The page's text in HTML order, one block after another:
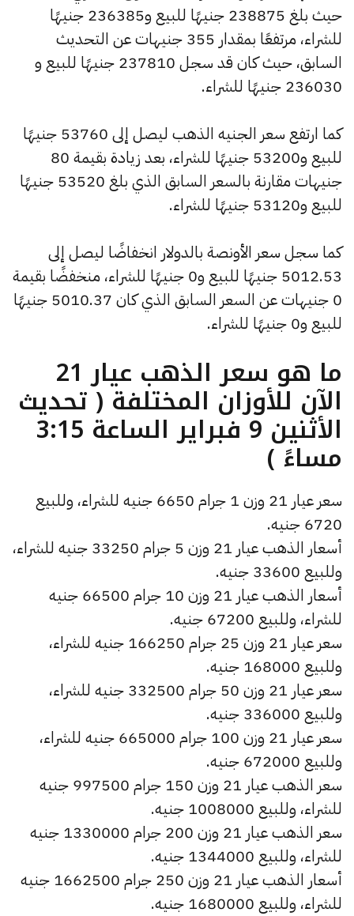
حيث بلغ 238875 جنيهًا للبيع و236385 جنيهًا
للشراء، مرتفعًا بمقدار 355 جنيهات عن التحديث
السابق، حيث كان قد سجل 237810 جنيهًا للبيع و
236030 جنيهًا للشراء.
كما ارتفع سعر الجنيه الذهب ليصل إلى 53760 جنيهًا
للبيع و53200 جنيهًا للشراء، بعد زيادة بقيمة 80
جنيهات مقارنة بالسعر السابق الذي بلغ 53520 جنيهًا
للبيع و53120 جنيهًا للشراء.
كما سجل سعر الأونصة بالدولار انخفاضًا ليصل إلى
5012.53 جنيهًا للبيع و0 جنيهًا للشراء، منخفضًا بقيمة
0 جنيهات عن السعر السابق الذي كان 5010.37 جنيهًا
للبيع و0 جنيهًا للشراء.
ما هو سعر الذهب عيار 21
الآن للأوزان المختلفة ( تحديث
الأثنين 9 فبراير الساعة 3:15
مساءً )
سعر عيار 21 وزن 1 جرام 6650 جنيه للشراء، وللبيع
6720 جنيه.
أسعار الذهب عيار 21 وزن 5 جرام 33250 جنيه للشراء،
وللبيع 33600 جنيه.
أسعار الذهب عيار 21 وزن 10 جرام 66500 جنيه
للشراء، وللبيع 67200 جنيه.
سعر عيار 21 وزن 25 جرام 166250 جنيه للشراء،
وللبيع 168000 جنيه.
سعر عيار 21 وزن 50 جرام 332500 جنيه للشراء،
وللبيع 336000 جنيه.
سعر عيار 21 وزن 100 جرام 665000 جنيه للشراء،
وللبيع 672000 جنيه.
سعر الذهب عيار 21 وزن 150 جرام 997500 جنيه
للشراء، وللبيع 1008000 جنيه.
سعر الذهب عيار 21 وزن 200 جرام 1330000 جنيه
للشراء، وللبيع 1344000 جنيه.
أسعار الذهب عيار 21 وزن 250 جرام 1662500 جنيه
للشراء، وللبيع 1680000 جنيه.